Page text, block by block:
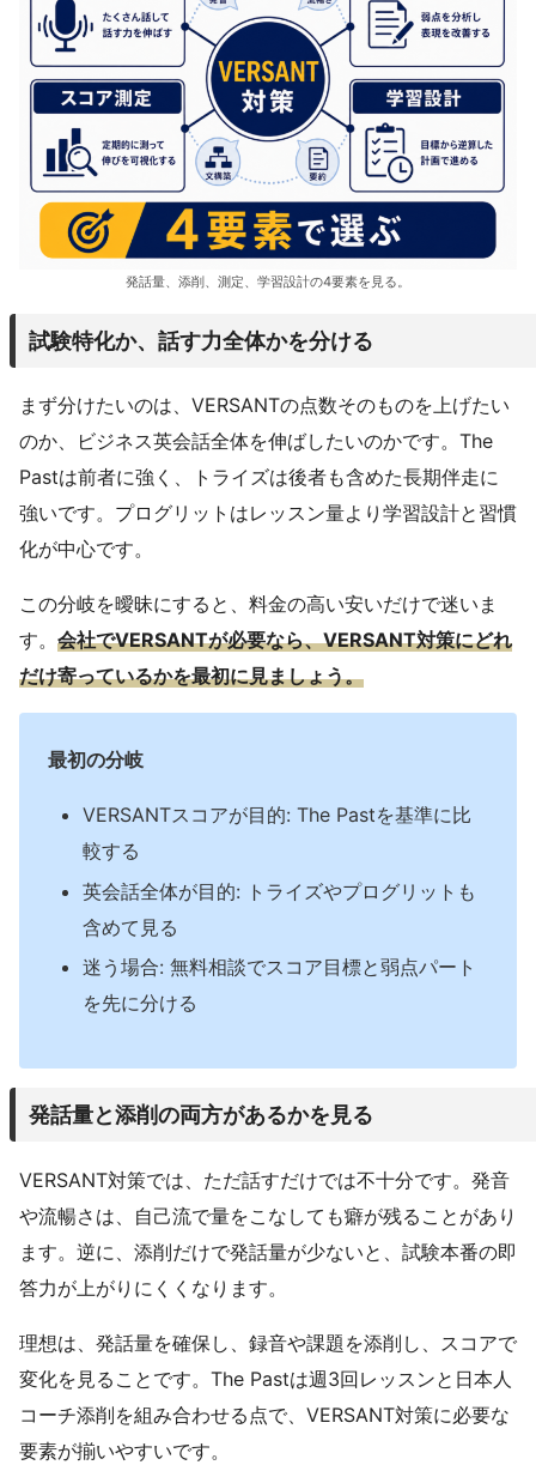
発話量、添削、測定、学習設計の4要素を見る。
試験特化か、話す力全体かを分ける
まず分けたいのは、VERSANTの点数そのものを上げたい
のか、ビジネス英会話全体を伸ばしたいのかです。The
Pastは前者に強く、トライズは後者も含めた長期伴走に
強いです。プログリットはレッスン量より学習設計と習慣
化が中心です。
この分岐を曖昧にすると、料金の高い安いだけで迷いま
す。 会社でVERSANTが必要なら、VERSANT対策にどれ
だけ寄っているかを最初に見ましょう。
最初の分岐
VERSANTスコアが目的: The Pastを基準に比
較する
英会話全体が目的: トライズやプログリットも
含めて見る
迷う場合: 無料相談でスコア目標と弱点パート
を先に分ける
発話量と添削の両方があるかを見る
VERSANT対策では、ただ話すだけでは不十分です。発音
や流暢さは、自己流で量をこなしても癖が残ることがあり
ます。逆に、添削だけで発話量が少ないと、試験本番の即
答力が上がりにくくなります。
理想は、発話量を確保し、録音や課題を添削し、スコアで
変化を見ることです。The Pastは週3回レッスンと日本人
コーチ添削を組み合わせる点で、VERSANT対策に必要な
要素が揃いやすいです。